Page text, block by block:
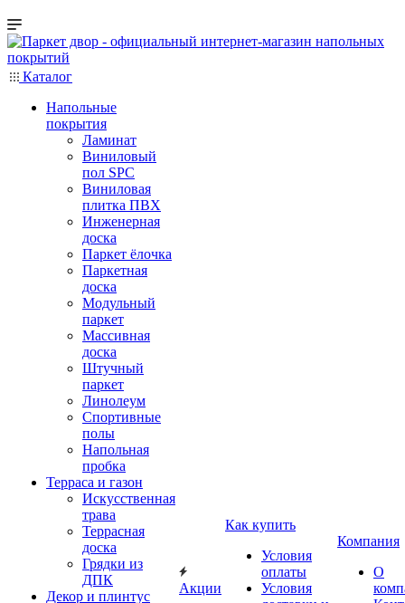
Каталог
Напольные
покрытия
Ламинат
Виниловый
пол SPC
Виниловая
плитка ПВХ
Инженерная
доска
Паркет ёлочка
Паркетная
доска
Модульный
паркет
Массивная
доска
Штучный
паркет
Линолеум
Спортивные
полы
Напольная
пробка
Терраса и газон
Искусственная
трава
Террасная
доска
Грядки из
ДПК
Декор и плинтус
Акции
Как купить
Условия
оплаты
Условия
Компания
О